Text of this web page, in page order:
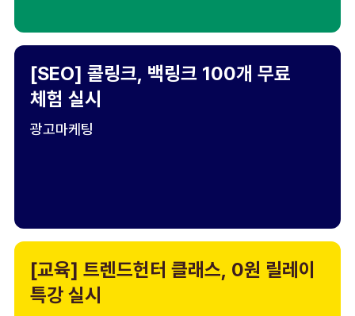
[SEO] 콜링크, 백링크 100개 무료
체험 실시
광고마케팅
[교육] 트렌드헌터 클래스, 0원 릴레이
특강 실시